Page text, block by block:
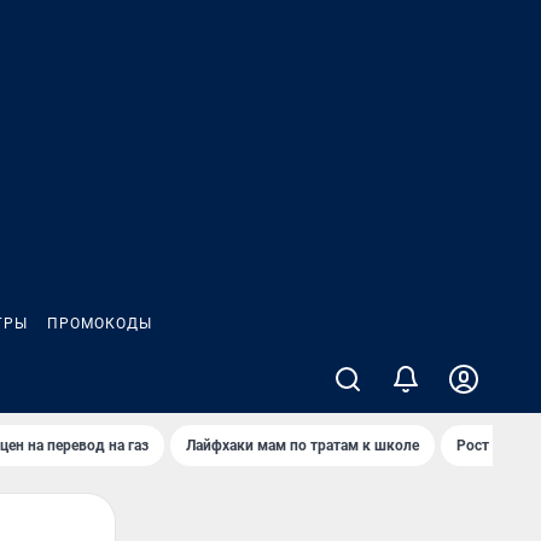
ПРОМОКОДЫ
на перевод на газ Лайфхаки мам по тратам к школе Рост цен на